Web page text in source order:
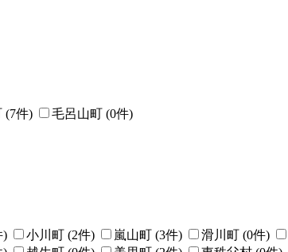
(7件) 毛呂山町 (0件)
) 小川町 (2件) 嵐山町 (3件) 滑川町 (0件)